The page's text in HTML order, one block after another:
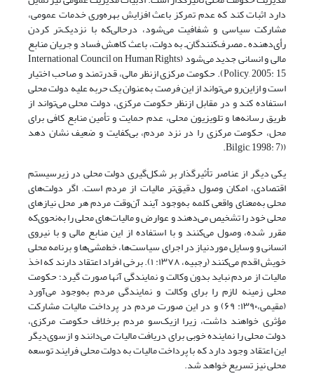
دارد اثبات کند که عدم تمرکز باعث افزایش بهره‌وری خدمات عمومی،
مشارکت سیاسی و شفافیت می‌شود، درحالی‌که با نزدیک‌تر کردن
رأی‌دهنده ـ مصرف‌کنندگان‌ـ به دولت، باعث کاهش فساد و جریان منابع
مالی و انسانی جدید می‌‌شود (International Council on Human Rights
Policy, 2005: 15). حکومت مرکزی ازنظر مالی، قدرتمند و صاحب ‌اختیار
است و ازاین‌رو می‌تواند از این فرصت به‌عنوان یک حربه علیه دولت محلی
استفاده ‌کند و در مقابل ازنظر حکومت مرکزی، دولت محلی می‌تواند از
طریق رسانه‌ها و تلویزیون محلی، عدم ‌حمایت و تأمین منابع کافی برای
محل، حکومت مرکزی را در نزد مردم، بی‌کفایت و ضعیف نشان دهد
((Bilgic, 1998: 7.
یکی دیگر از عناصر تأثیرگذار بر شکل‌گیری دولت محلی در زیرسیستم
اقتصادی، امکان وصول دقیق‌تر مالیات از مردم است. اگر دولت‌های
محلی به‌معنای واقعی کلمه به‌وجود آیند آن‌وقت مردم هر محل نیازهای
محلی خود را تشخیص می‌دهند و عوارض و مالیات‌های محلی را به‌نحوی‌که
مقرر شده، وصول می‌کنند و با استفاده از این منابع مالی و با نیروی
انسانی و وسایل موردنیاز در اجرای سیاست‌ها، خط‌مشی‌ها و برنامه محلی
خویش اقدم می‌کنند (رجبیه، ۱۳۷۸: ۱). برخی افراد اعتقاد دارند که اخذ
مالیات از مردم نباید بدون وکالت و نمایندگی آنها صورت گیرد؛ حکومت
محلی زمینه لازم را برای وکالت و نمایندگی مردم به‌وجود می‌آورد
(مقیمی،۱۳۹۰: ۶۹) و در این صورت مردم در پرداخت مالیات مشارکت
مؤثری خواهند داشت، زیرا ازیک‌سو مردم برخلاف حکومت مرکزی،
دولت محلی را نماینده خوبی برای دریافت مالیات می‌دانند و از‌سوی‌دیگر
این اعتقاد وجود دارد که با پرداخت مالیات به دولت محلی فرایند توسعه
محلی نیز تسریع خواهد شد.